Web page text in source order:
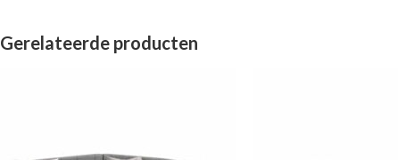
Gerelateerde producten